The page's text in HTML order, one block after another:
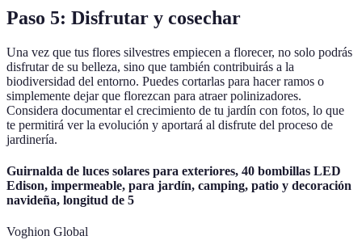
Paso 5: Disfrutar y cosechar
Una vez que tus flores silvestres empiecen a florecer, no solo podrás
disfrutar de su belleza, sino que también contribuirás a la
biodiversidad del entorno. Puedes cortarlas para hacer ramos o
simplemente dejar que florezcan para atraer polinizadores.
Considera documentar el crecimiento de tu jardín con fotos, lo que
te permitirá ver la evolución y aportará al disfrute del proceso de
jardinería.
Guirnalda de luces solares para exteriores, 40 bombillas LED
Edison, impermeable, para jardín, camping, patio y decoración
navideña, longitud de 5
Voghion Global